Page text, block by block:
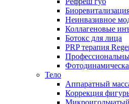
Неинвазивное
Коллагеновые
Ботокс для лица
PRP терапия
Тело
Аппаратный
Коррекция